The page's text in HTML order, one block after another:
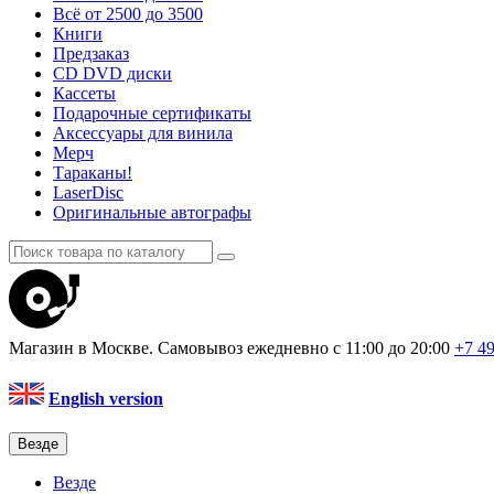
Всё от 2500 до 3500
Книги
Предзаказ
CD DVD диски
Кассеты
Подарочные сертификаты
Аксессуары для винила
Мерч
Тараканы!
LaserDisc
Оригинальные автографы
Магазин в Москве. Самовывоз ежедневно с 11:00 до 20:00 +7
English version
Везде
Везде